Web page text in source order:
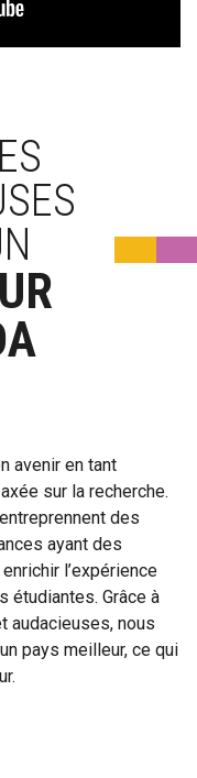
avenir en tant
sur la recherche.
des
ayant des
l’expérience
étudiantes. Grâce à
audacieuses, nous
pays meilleur, ce qui